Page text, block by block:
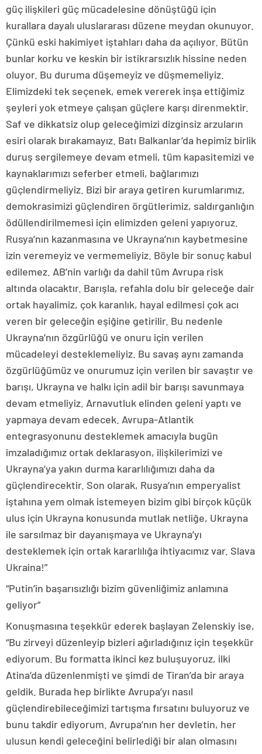
güç ilişkileri güç mücadelesine dönüştüğü için
kurallara dayalı uluslararası düzene meydan okunuyor.
Çünkü eski hakimiyet iştahları daha da açılıyor. Bütün
bunlar korku ve keskin bir istikrarsızlık hissine neden
oluyor. Bu duruma düşemeyiz ve düşmemeliyiz.
Elimizdeki tek seçenek, emek vererek inşa ettiğimiz
şeyleri yok etmeye çalışan güçlere karşı direnmektir.
Saf ve dikkatsiz olup geleceğimizi dizginsiz arzuların
esiri olarak bırakamayız. Batı Balkanlar’da hepimiz birlik
duruş sergilemeye devam etmeli, tüm kapasitemizi ve
kaynaklarımızı seferber etmeli, bağlarımızı
güçlendirmeliyiz. Bizi bir araya getiren kurumlarımız,
demokrasimizi güçlendiren örgütlerimiz, saldırganlığın
ödüllendirilmemesi için elimizden geleni yapıyoruz.
Rusya’nın kazanmasına ve Ukrayna’nın kaybetmesine
izin veremeyiz ve vermemeliyiz. Böyle bir sonuç kabul
edilemez. AB’nin varlığı da dahil tüm Avrupa risk
altında olacaktır. Barışla, refahla dolu bir geleceğe dair
ortak hayalimiz, çok karanlık, hayal edilmesi çok acı
veren bir geleceğin eşiğine getirilir. Bu nedenle
Ukrayna’nın özgürlüğü ve onuru için verilen
mücadeleyi desteklemeliyiz. Bu savaş aynı zamanda
özgürlüğümüz ve onurumuz için verilen bir savaştır ve
barışı, Ukrayna ve halkı için adil bir barışı savunmaya
devam etmeliyiz. Arnavutluk elinden geleni yaptı ve
yapmaya devam edecek. Avrupa-Atlantik
entegrasyonunu desteklemek amacıyla bugün
imzaladığımız ortak deklarasyon, ilişkilerimizi ve
Ukrayna’ya yakın durma kararlılığımızı daha da
güçlendirecektir. Son olarak, Rusya’nın emperyalist
iştahına yem olmak istemeyen bizim gibi birçok küçük
ulus için Ukrayna konusunda mutlak netliğe, Ukrayna
ile sarsılmaz bir dayanışmaya ve Ukrayna’yı
desteklemek için ortak kararlılığa ihtiyacımız var. Slava
Ukraina!”
“Putin’in başarısızlığı bizim güvenliğimiz anlamına
geliyor”
Konuşmasına teşekkür ederek başlayan Zelenskiy ise,
“Bu zirveyi düzenleyip bizleri ağırladığınız için teşekkür
ediyorum. Bu formatta ikinci kez buluşuyoruz, ilki
Atina’da düzenlenmişti ve şimdi de Tiran’da bir araya
geldik. Burada hep birlikte Avrupa’yı nasıl
güçlendirebileceğimizi tartışma fırsatını buluyoruz ve
bunu takdir ediyorum. Avrupa’nın her devletin, her
ulusun kendi geleceğini belirlediği bir alan olmasını